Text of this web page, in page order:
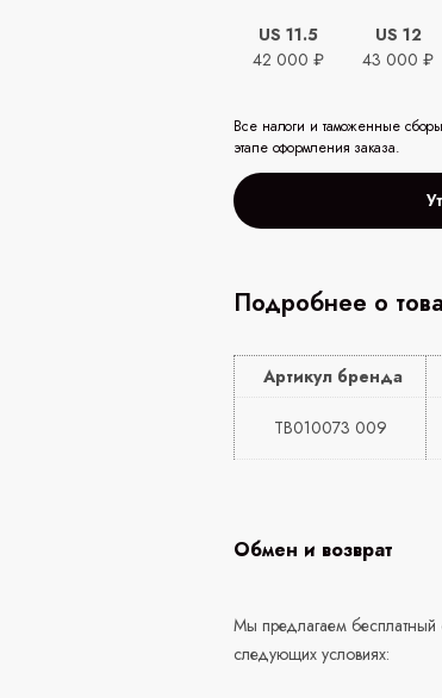
US 11.5
42 000 ₽
US 12
43 000 ₽
Все налоги и таможенные
этапе оформления заказа.
Подробнее о
Артикул бренда
TB010073 009
Обмен и возврат
Мы предлагаем бесплатный
следующих условиях: